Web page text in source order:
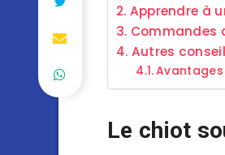
Apprendre à
Commandes
Autres
Le chiot